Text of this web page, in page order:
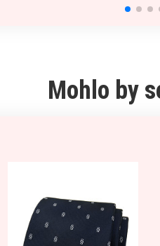
Mohlo by